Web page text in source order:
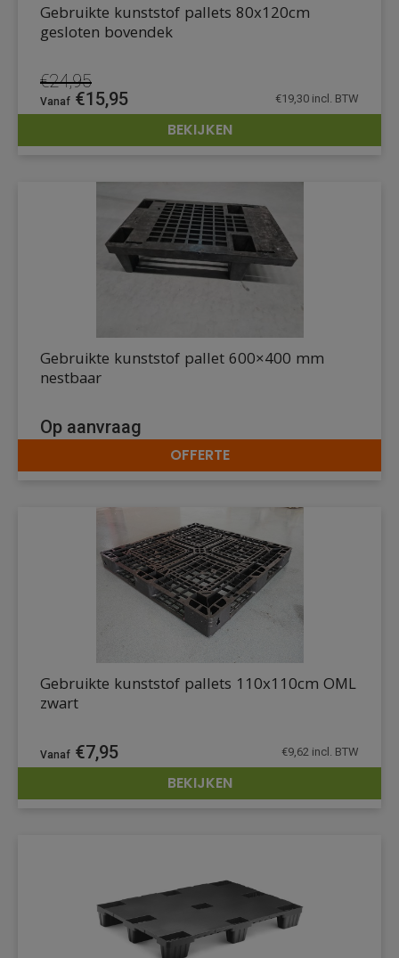
DETAILS
Gebruikte kunststof pallets 80x120cm
gesloten bovendek
€24,95
Oorspronkelijke
prijs
€24,95.
€15,95Huidige
prijs
€15,95.
€19,30 incl. BTW
BEKIJKEN
DETAILS
Gebruikte kunststof pallet 600×400 mm
nestbaar
Op aanvraag
OFFERTE
DETAILS
Gebruikte kunststof pallets 110x110cm OML
zwart
€7,95 €9,62 incl. BTW
BEKIJKEN